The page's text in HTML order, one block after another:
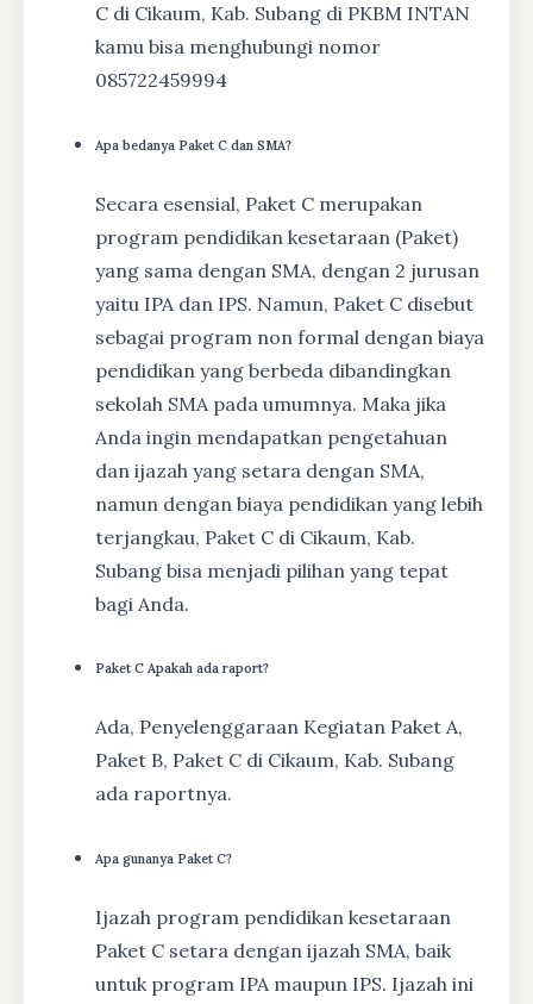
C di Cikaum, Kab. Subang di PKBM INTAN
kamu bisa menghubungi nomor
085722459994
Apa bedanya Paket C dan SMA?
Secara esensial, Paket C merupakan
program pendidikan kesetaraan (Paket)
yang sama dengan SMA, dengan 2 jurusan
yaitu IPA dan IPS. Namun, Paket C disebut
sebagai program non formal dengan biaya
pendidikan yang berbeda dibandingkan
sekolah SMA pada umumnya. Maka jika
Anda ingin mendapatkan pengetahuan
dan ijazah yang setara dengan SMA,
namun dengan biaya pendidikan yang lebih
terjangkau, Paket C di Cikaum, Kab.
Subang bisa menjadi pilihan yang tepat
bagi Anda.
Paket C Apakah ada raport?
Ada, Penyelenggaraan Kegiatan Paket A,
Paket B, Paket C di Cikaum, Kab. Subang
ada raportnya.
Apa gunanya Paket C?
Ijazah program pendidikan kesetaraan
Paket C setara dengan ijazah SMA, baik
untuk program IPA maupun IPS. Ijazah ini